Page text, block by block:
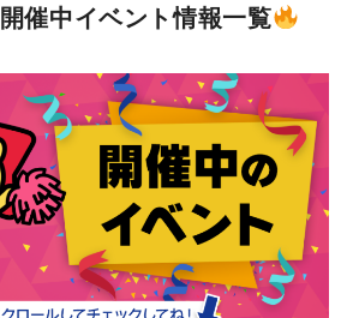
開催中イベント情報一覧